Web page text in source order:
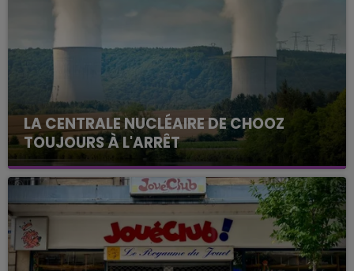
LA CENTRALE NUCLÉAIRE DE CHOOZ
TOUJOURS À L'ARRÊT
Cela fait déjà une semaine que la centrale
nucléaire ardennaise est à l'arrêt. Une situation
justifiée par la sécheresse intense qui est toujours
présente.